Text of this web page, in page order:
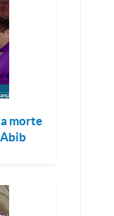
morte